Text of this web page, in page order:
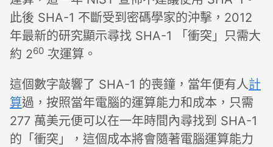
此後 SHA-1 不斷受到密碼學家的沖擊，2012
年最新的研究顯示尋找 SHA-1 「衝突」只需大
約 260 次運算。
這個數字敲響了 SHA-1 的喪鐘，當年便有人計
算過，按照當年電腦的運算能力和成本，只需
277 萬美元便可以在一年時間內尋找到 SHA-1
的「衝突」，這個成本將會隨著電腦運算能力